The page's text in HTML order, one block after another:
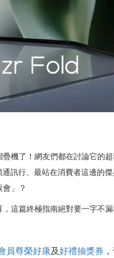
疊機了！網友們都在討論它的
通訊行、最站在消費者這邊的
」？
這篇終極指南絕對要一字不漏
員尊榮好康及好禮抽獎券